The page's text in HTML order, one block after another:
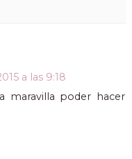
a las 9:18
maravilla poder hacer